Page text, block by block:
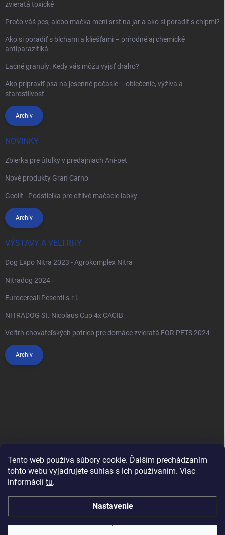
Tento web používa súbory cookie. Ďalším prechádzaním
tohto webu vyjadrujete súhlas s ich používaním. Viac
informácií tu.
Nastavenie
zvieratá toxické
Prečo váš pes, alebo mačka mení srsť na jar a ako si poradiť s chlpmi?
Ako si poradiť s blchami a kliešťami – prírodné aj chemické
antiparazitiká
Lacné granuly: Kedy vás môžu vyjsť draho?
Ako pripraviť psa na jesenné počasie – oblečenie, výživa a
starostlivosť
Archív
NOVINKY
Zbierka pre útulky v predajniach Ani-pet
Nové produkty Gran Carno
Geolit - Podstielka pre citlivé mačacie labky
Archív
VÝSTAVY A VELTRHY
Dog Expo Nitra 2023 - Agrokomplex Nitra
Nitradog 2024
Eurocereali Pesenti s.r.l.
NITRADOG St. Nicolaus Cup 4x CACIB
Veľtrh chovateľských potrieb pre domáce zvieratá FOR PETS 2024
Archív
Copyright 2026Anipet.sk. Všetky práva vyhradené.Upraviť nastavenie